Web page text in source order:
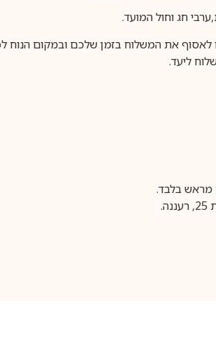
את המשלוח בזמן שלכם ובמקום הנוח
ליעד.